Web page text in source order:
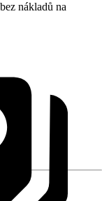
nákladů na